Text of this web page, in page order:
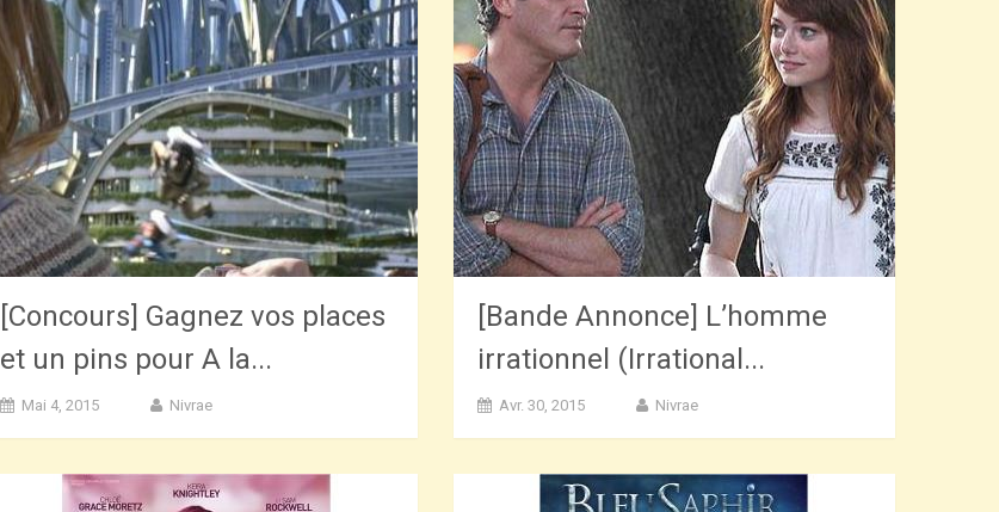
[Concours] Gagnez vos places
et un pins pour A la...
Mai 4, 2015 Nivrae
[Bande Annonce] L’homme
irrationnel (Irrational...
Avr. 30, 2015 Nivrae